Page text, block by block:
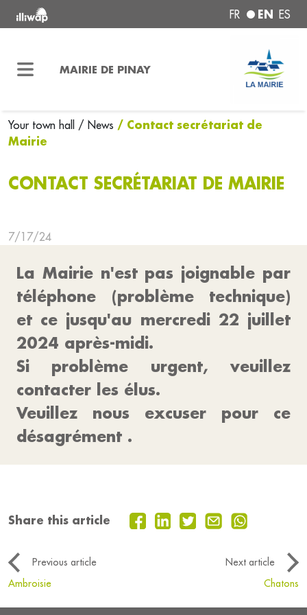
FR EN ES
MAIRIE DE PINAY
Your town hall / News / Contact secrétariat de
Mairie
CONTACT SECRÉTARIAT DE MAIRIE
7/17/24
La Mairie n'est pas joignable par
téléphone (problème technique)
et ce jusqu'au mercredi 22 juillet
2024 après-midi.
Si problème urgent, veuillez
contacter les élus.
Veuillez nous excuser pour ce
désagrément .
Share this article
Previous article
Next article
Ambroisie
Chatons